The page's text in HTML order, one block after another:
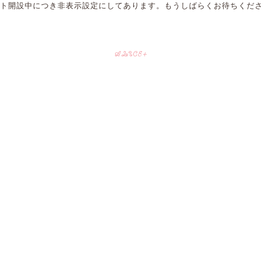
開設中につき非表示設定にしてあります。もうしばらくお待ちくだ
ALICE+